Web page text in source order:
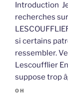
Introduction
recherches
si certains
ressembler.
Lescoufflier
suppose trop
OH